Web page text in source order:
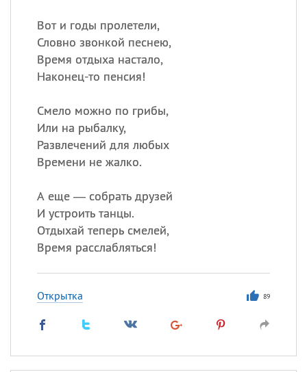
Вот и годы пролетели,
Словно звонкой песнею,
Время отдыха настало,
Наконец-то пенсия!
Смело можно по грибы,
Или на рыбалку,
Развлечений для любых
Времени не жалко.
А еще — собрать друзей
И устроить танцы.
Отдыхай теперь смелей,
Время расслабляться!
Открытка 89